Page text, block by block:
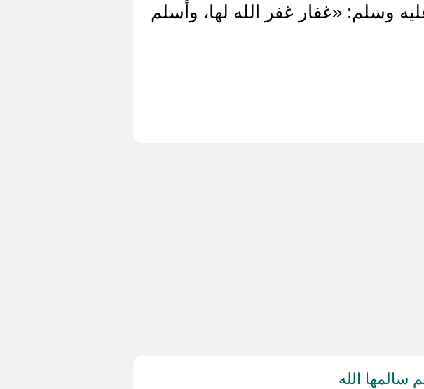
وسلم: «غفار غفر الله لها، وأسلم
سالمها الله